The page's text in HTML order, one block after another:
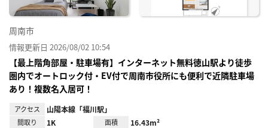
周南市
情報更新日 2026/08/02 10:54
【最上階角部屋・駐車場有】インターネット無料徳山駅より徒歩
圏内でオートロック付・EV付で周南市役所にも便利で近隣駐車場
あり！複数名入居可！
アクセス 山陽本線「福川駅」
間取り 1K 面積 16.43m²